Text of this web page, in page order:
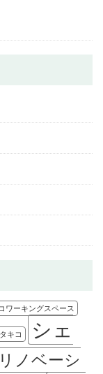
コワーキングスペース
キコ
シェ
リノベーシ